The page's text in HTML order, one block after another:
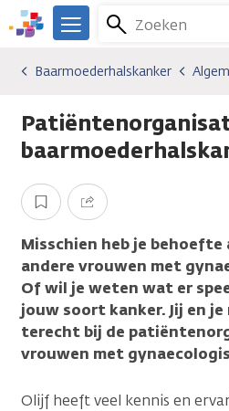
Overslaan
en
gaan
We
er
je.
Kanker.nl
Zoeken
Menu
Kankersoorten
Baarmoederhalskanker
Algemeen
Baarmoederhalskanker
Opslaan Delen
Misschien heb je
andere vrouwen met
Of wil je weten wat er
jouw soort kanker. Jij en
terecht bij de
vrouwen met
Olijf heeft veel kennis en